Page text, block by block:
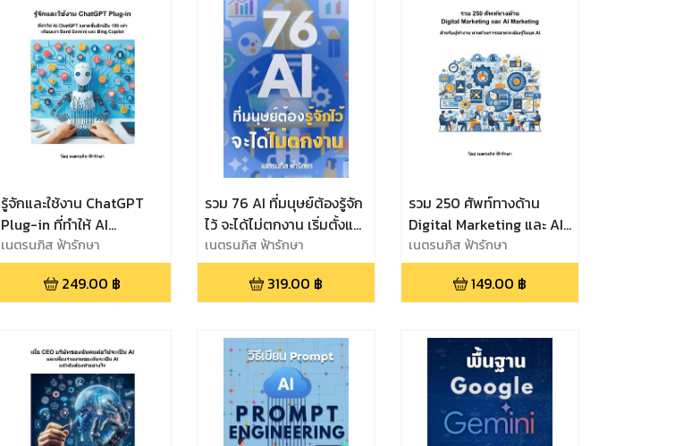
รู้จักและใช้งาน ChatGPT
Plug-in ที่ทำให้ AI
ChatGPT ฉลาดขึ้นอีกเป็น
100 เท่า เทียบเท่า Bard
Gemini และ Bing Copilot
เนตรนภิส ฟ้ารักษา
249.00 ฿
รวม 76 AI ที่มนุษย์ต้องรู้จัก
ไว้ จะได้ไม่ตกงาน เริ่มตั้งแต่
ChatGPT, Google
Gemini, Copilot, Claude
AI และ GenAI อื่นๆอีก
เนตรนภิส ฟ้ารักษา
319.00 ฿
รวม 250 ศัพท์ทางด้าน
Digital Marketing และ AI
Marketing สำหรับผู้ทำงาน
ทางด้านการตลาดจะต้องรู้ใน
เนตรนภิส ฟ้ารักษา
149.00 ฿